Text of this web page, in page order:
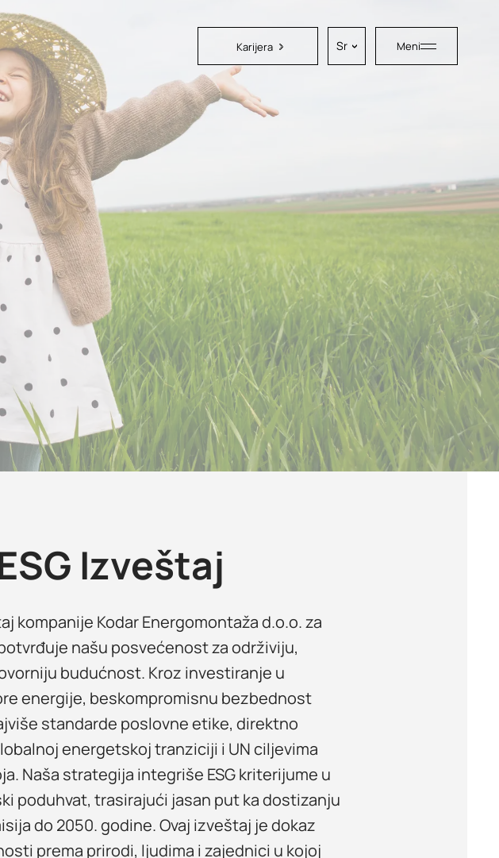
Karijera Sr Meni
Izveštaj
kompanije Kodar Energomontaža d.o.o. za
našu posvećenost za održiviju,
budućnost. Kroz investiranje u
energije, beskompromisnu bezbednost
standarde poslovne etike, direktno
energetskoj tranziciji i UN ciljevima
Naša strategija integriše ESG kriterijume u
poduhvat, trasirajući jasan put ka dostizanju
do 2050. godine. Ovaj izveštaj je dokaz
prema prirodi, ljudima i zajednici u kojoj